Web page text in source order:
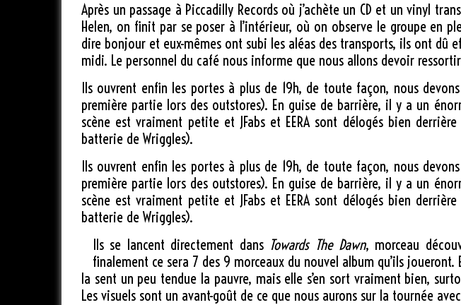
Après un passage à Piccadilly Records où j’achète un CD et un vinyl
Helen, on finit par se poser à l’intérieur, où on observe le groupe en
dire bonjour et eux-mêmes ont subi les aléas des transports, ils ont dû
midi. Le personnel du café nous informe que nous allons devoir
Ils ouvrent enfin les portes à plus de 19h, de toute façon, nous
première partie lors des outstores). En guise de barrière, il y a un
scène est vraiment petite et JFabs et EERA sont délogés bien
batterie de Wriggles).
Ils ouvrent enfin les portes à plus de 19h, de toute façon, nous
première partie lors des outstores). En guise de barrière, il y a un
scène est vraiment petite et JFabs et EERA sont délogés bien
batterie de Wriggles).
Ils se lancent directement dans Towards The Dawn, morceau
finalement ce sera 7 des 9 morceaux du nouvel album qu’ils
la sent un peu tendue la pauvre, mais elle s’en sort vraiment bien,
Les visuels sont un avant-goût de ce que nous aurons sur la tournée